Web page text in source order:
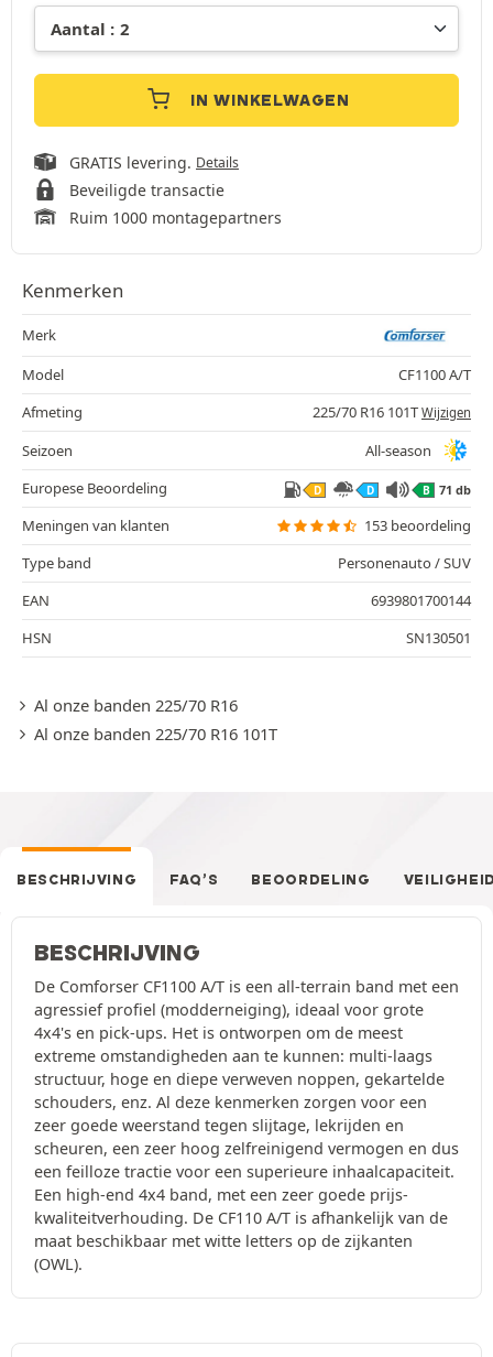
IN WINKELWAGEN
GRATIS levering. Details
Beveiligde transactie
Ruim 1000 montagepartners
Kenmerken
Merk
Model
CF1100 A/T
Afmeting
225/70 R16 101T Wijzigen
Seizoen
All-season
Europese Beoordeling
D D B 71 db
Meningen van klanten
153 beoordeling
Type band
Personenauto / SUV
EAN
6939801700144
HSN
SN130501
Al onze banden 225/70 R16
Al onze banden 225/70 R16 101T
BESCHRIJVING FAQ’S BEOORDELING
BESCHRIJVING
De Comforser CF1100 A/T is een all-terrain band met een
agressief profiel (modderneiging), ideaal voor grote
4x4's en pick-ups. Het is ontworpen om de meest
extreme omstandigheden aan te kunnen: multi-laags
structuur, hoge en diepe verweven noppen, gekartelde
schouders, enz. Al deze kenmerken zorgen voor een
zeer goede weerstand tegen slijtage, lekrijden en
scheuren, een zeer hoog zelfreinigend vermogen en dus
een feilloze tractie voor een superieure inhaalcapaciteit.
Een high-end 4x4 band, met een zeer goede prijs-
kwaliteitverhouding. De CF110 A/T is afhankelijk van de
maat beschikbaar met witte letters op de zijkanten
(OWL).